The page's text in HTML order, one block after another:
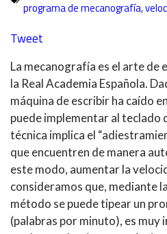
programa de mecanografía,
Tweet
La mecanografía es el arte de
la Real Academia Española.
máquina de escribir ha caído
puede implementar al teclado
técnica implica el
que encuentren de manera
este modo, aumentar la
consideramos que, mediante
método se puedetipearun
(palabras por minuto), es muy